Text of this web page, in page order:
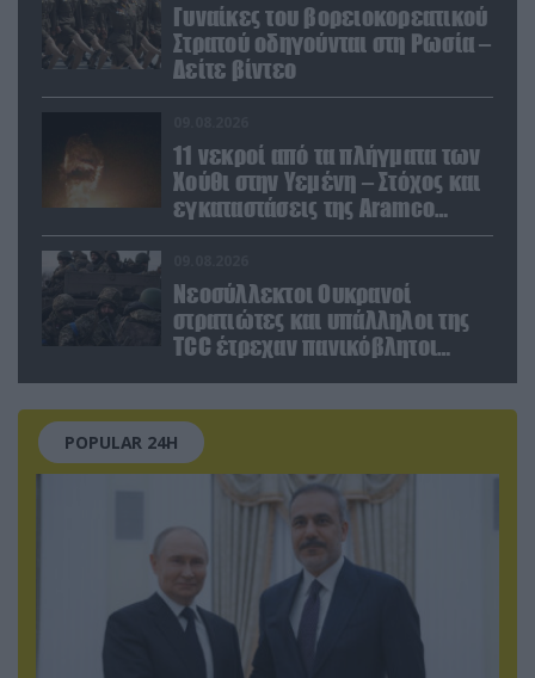
Γυναίκες του βορειοκορεατικού
Στρατού οδηγούνται στη Ρωσία –
Δείτε βίντεο
11 νεκροί από τα πλήγματα των
Χούθι στην Υεμένη – Στόχος και
εγκαταστάσεις της Aramco
(βίντεο)
Νεοσύλλεκτοι Ουκρανοί
στρατιώτες και υπάλληλοι της
TCC έτρεχαν πανικόβλητοι
POPULAR 24H